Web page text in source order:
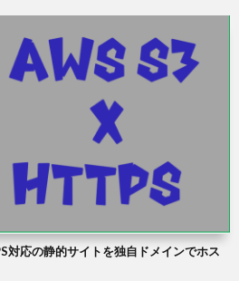
対応の静的サイトを独自ドメインでホス